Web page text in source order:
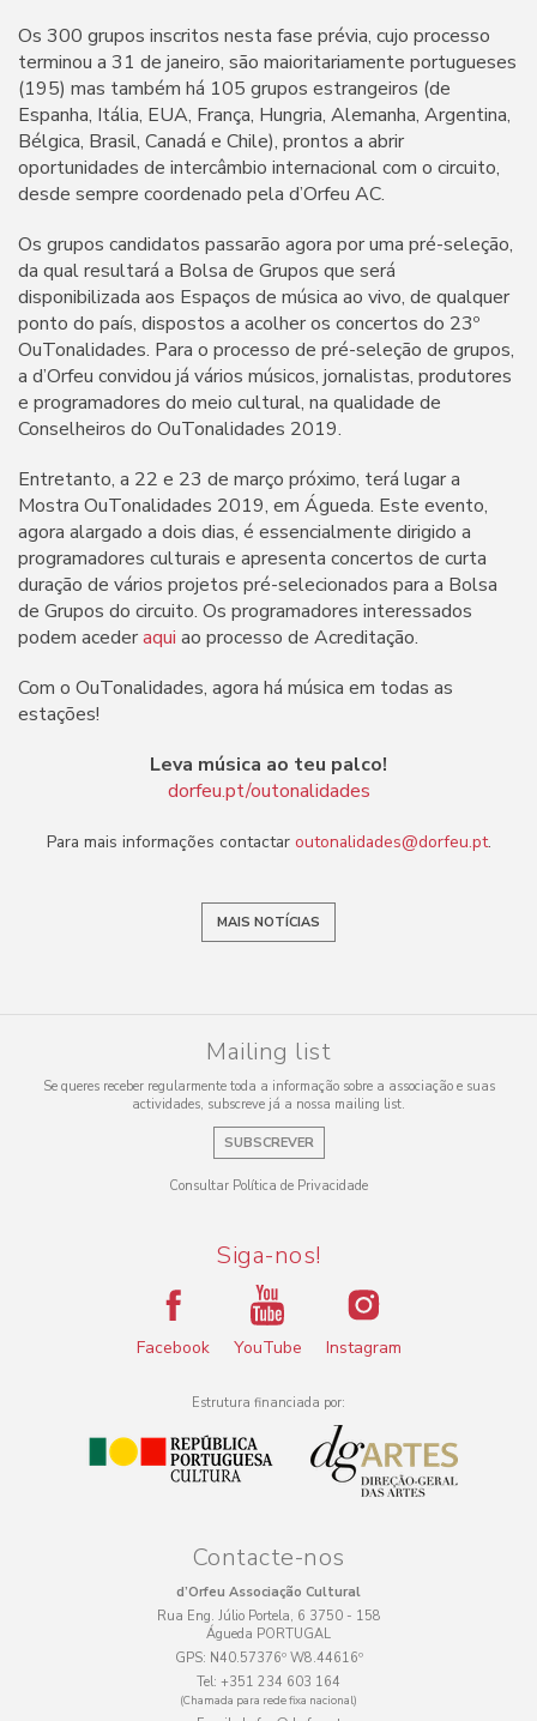
Os 300 grupos inscritos nesta fase prévia, cujo processo
terminou a 31 de janeiro, são maioritariamente portugueses
(195) mas também há 105 grupos estrangeiros (de
Espanha, Itália, EUA, França, Hungria, Alemanha, Argentina,
Bélgica, Brasil, Canadá e Chile), prontos a abrir
oportunidades de intercâmbio internacional com o circuito,
desde sempre coordenado pela d’Orfeu AC.
Os grupos candidatos passarão agora por uma pré-seleção,
da qual resultará a Bolsa de Grupos que será
disponibilizada aos Espaços de música ao vivo, de qualquer
ponto do país, dispostos a acolher os concertos do 23º
OuTonalidades. Para o processo de pré-seleção de grupos,
a d’Orfeu convidou já vários músicos, jornalistas, produtores
e programadores do meio cultural, na qualidade de
Conselheiros do OuTonalidades 2019.
Entretanto, a 22 e 23 de março próximo, terá lugar a
Mostra OuTonalidades 2019, em Águeda. Este evento,
agora alargado a dois dias, é essencialmente dirigido a
programadores culturais e apresenta concertos de curta
duração de vários projetos pré-selecionados para a Bolsa
de Grupos do circuito. Os programadores interessados
podem acederaqui ao processo de Acreditação.
Com o OuTonalidades, agora há música em todas as
estações!
Leva música ao teu palco!
dorfeu.pt/outonalidades
Para mais informações contactar outonalidades@dorfeu.pt.
MAIS NOTÍCIAS
Mailing list
Se queres receber regularmente toda a informação sobre a associação e suas
actividades, subscreve já a nossa mailing list.
SUBSCREVER
Consultar Política de Privacidade
Siga-nos!
Facebook YouTube Instagram
Estrutura financiada por:
Contacte-nos
d’Orfeu Associação Cultural
Rua Eng. Júlio Portela, 6 3750 - 158
Águeda PORTUGAL
GPS: N40.57376º W8.44616º
Tel: +351 234 603 164
(Chamada para rede fixa nacional)